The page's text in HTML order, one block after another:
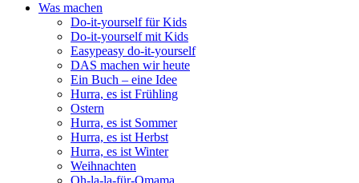
Was machen
Do-it-yourself für Kids
Do-it-yourself mit Kids
Easypeasy do-it-yourself
DAS machen wir heute
Ein Buch – eine Idee
Hurra, es ist Frühling
Ostern
Hurra, es ist Sommer
Hurra, es ist Herbst
Hurra, es ist Winter
Weihnachten
Oh-la-la-für-Omama